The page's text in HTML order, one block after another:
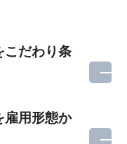
こだわり条
雇用形態か